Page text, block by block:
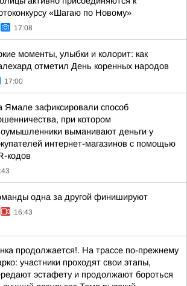
«Шагаю по Новому»
17:08
моменты, улыбки и колорит: как
отметил День коренных народов
17:00
Ямале зафиксировали способ
при котором
выманивают деньги у
интернет-магазинов с помощью
кодов
одна за другой финишируют
16:43
продолжается!. На трассе по-прежнему
участники проходят свои этапы,
эстафету и продолжают бороться